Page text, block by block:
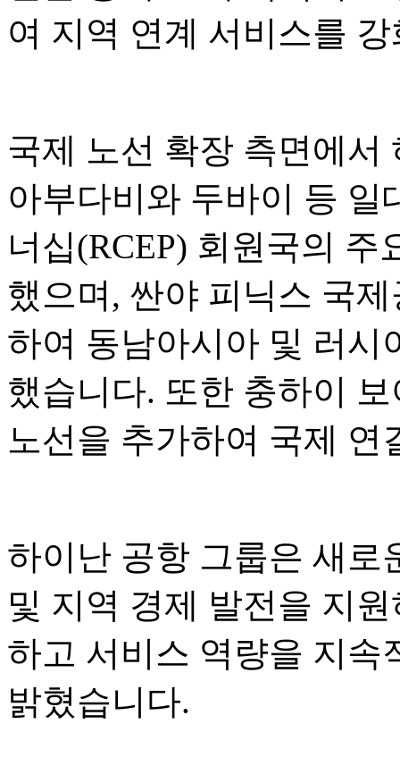
여 지역 연계 서비스를
국제 노선 확장 측면에서
아부다비와 두바이 등
너십(RCEP) 회원국의
했으며, 싼야 피닉스 국
하여 동남아시아 및 러시
했습니다. 또한 충하이
노선을 추가하여 국제
하이난 공항 그룹은 새로
및 지역 경제 발전을 지
하고 서비스 역량을 지속
밝혔습니다.